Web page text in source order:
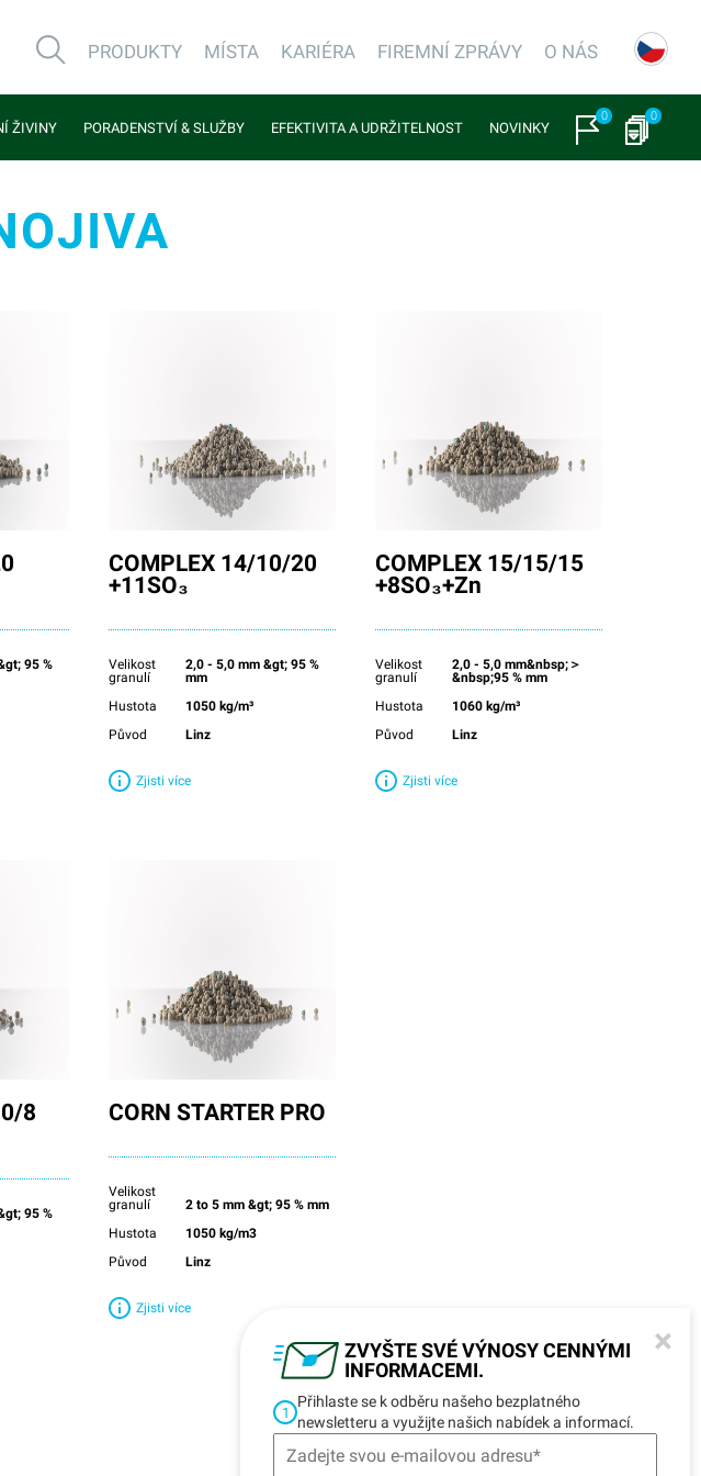
ZVYŠTE SVÉ VÝNOSY CENNÝMI
INFORMACEMI.
×
1
Přihlaste se k odběru našeho bezplatného
newsletteru a využijte našich nabídek a informací.
PRODUKTY MÍSTA KARIÉRA FIREMNÍ ZPRÁVY O NÁS
ŽIVINY PORADENSTVÍ & SLUŽBY EFEKTIVITA A UDRŽITELNOST NOVINKY
0 0
95 %
COMPLEX 14/10/20
+11SO₃
Velikost
granulí
2,0 - 5,0 mm &gt; 95 %
mm
Hustota
1050 kg/m³
Původ
Linz
Zjisti více
COMPLEX 15/15/15
+8SO₃+Zn
Velikost
granulí
2,0 - 5,0 mm&nbsp;＞
&nbsp;95 % mm
Hustota
1060 kg/m³
Původ
Linz
Zjisti více
8
95 %
CORN STARTER PRO
Velikost
granulí
2 to 5 mm &gt; 95 % mm
Hustota
1050 kg/m3
Původ
Linz
Zjisti více